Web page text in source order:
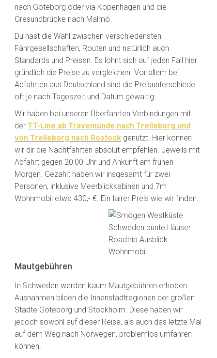
nach Göteborg oder via Kopenhagen und die
Öresundbrücke nach Malmö.
Du hast die Wahl zwischen verschiedensten
Fährgesellschaften, Routen und natürlich auch
Standards und Preisen. Es lohnt sich auf jeden Fall hier
gründlich die Preise zu vergleichen. Vor allem bei
Abfahrten aus Deutschland sind die Preisunterschiede
oft je nach Tageszeit und Datum gewaltig.
Wir haben bei unseren Überfahrten Verbindungen mit
der TT-Line ab Travemünde nach Trelleborg und
von Trelleborg nach Rostock genutzt. Hier können
wir dir die Nachtfahrten absolut empfehlen. Jeweils mit
Abfahrt gegen 20:00 Uhr und Ankunft am frühen
Morgen. Gezahlt haben wir insgesamt für zwei
Personen, inklusive Meerblickkabinen und 7m
Wohnmobil etwa 430,- €. Ein fairer Preis wie wir finden.
Mautgebühren
In Schweden werden kaum Mautgebühren erhoben.
Ausnahmen bilden die Innenstadtregionen der großen
Städte Göteborg und Stockholm. Diese haben wir
jedoch sowohl auf dieser Reise, als auch das letzte Mal
auf dem Weg nach Norwegen, problemlos umfahren
können.